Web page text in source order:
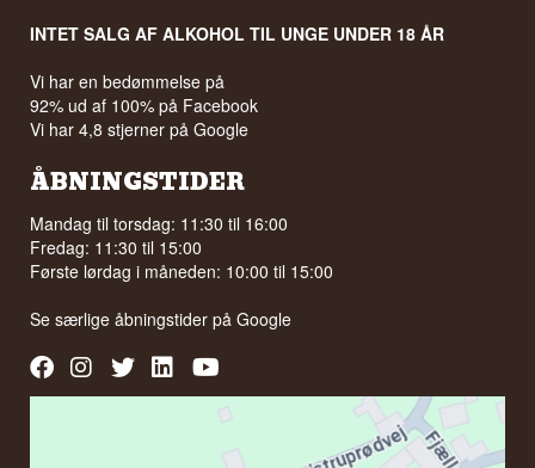
INTET SALG AF ALKOHOL TIL UNGE UNDER 18 ÅR
Vi har en bedømmelse på
92% ud af 100% på Facebook
Vi har 4,8 stjerner på Google
ÅBNINGSTIDER
Mandag til torsdag: 11:30 til 16:00
Fredag: 11:30 til 15:00
Første lørdag i måneden: 10:00 til 15:00
Se særlige åbningstider påGoogle